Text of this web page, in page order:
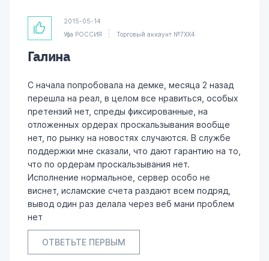
2015-05-14
Уфа РОССИЯ
Торговый аккаунт №7XX4
Галина
С начала попробовала на демке, месяца 2 назад
перешла на реал, в целом все нравиться, особых
претензий нет, спреды фиксированные, на
отложенных ордерах проскальзывания вообще
нет, по рынку на новостях случаются. В службе
поддержки мне сказали, что дают гарантию на то,
что по ордерам проскальзывания нет.
Исполнение нормальное, сервер особо не
виснет, исламские счета раздают всем подряд,
вывод один раз делала через веб мани проблем
нет
ОТВЕТЬТЕ ПЕРВЫМ